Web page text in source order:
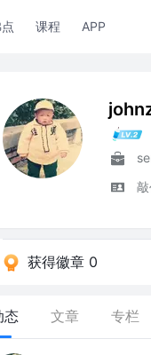
课程 APP
获得徽章 0
态 文章 专栏